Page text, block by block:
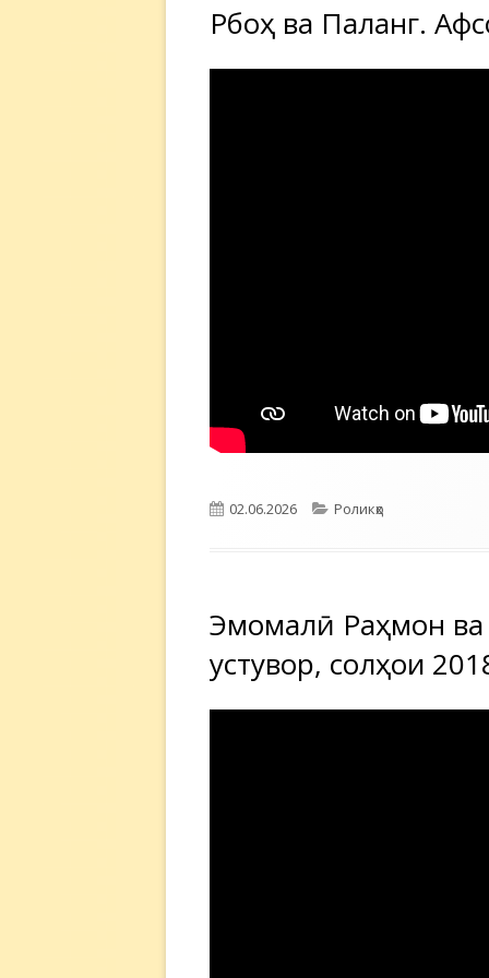
Рӯбоҳ ва Паланг.
Опубликовано
02.06.2026 Рубрики
Роликҳо
Эмомалӣ Раҳмон
устувор, солҳои